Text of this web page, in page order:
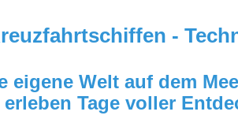
-
Welt auf dem
Tage voller